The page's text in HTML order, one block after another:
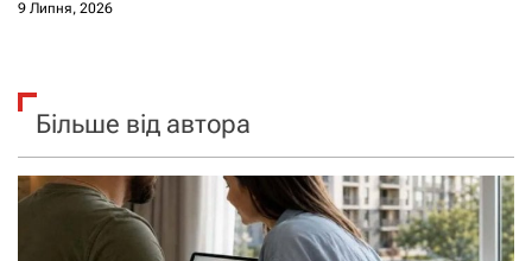
9 Липня, 2026
Більше від автора